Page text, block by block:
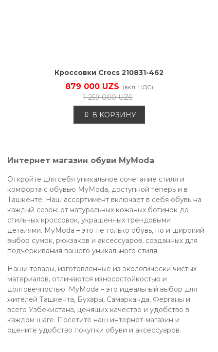
Кроссовки Crocs 210831-462
879 000 UZS (вкл. НДС)
1 259 000 UZS
В КОРЗИНУ
Интернет магазин обуви MyModa
Откройте для себя уникальное сочетание стиля и
комфорта с обувью MyModa, доступной теперь и в
Ташкенте. Наш ассортимент включает в себя обувь на
каждый сезон: от натуральных кожаных ботинок до
стильных кроссовок, украшенных трендовыми
деталями. MyModa – это не только обувь, но и широкий
выбор сумок, рюкзаков и аксессуаров, созданных для
подчеркивания вашего уникального стиля.
Наши товары, изготовленные из экологически чистых
материалов, отличаются износостойкостью и
долговечностью. MyModa – это идеальный выбор для
жителей Ташкента, Бухары, Самарканда, Ферганы и
всего Узбекистана, ценящих качество и удобство в
каждом шаге. Посетите наш интернет-магазин и
оцените удобство покупки обуви и аксессуаров.